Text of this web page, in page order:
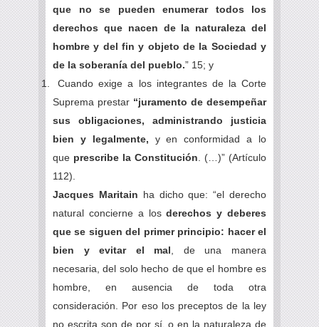
que no se pueden enumerar todos los
derechos que nacen de la naturaleza del
hombre y del fin y objeto de la Sociedad y
de la soberanía del pueblo.” 15; y
Cuando exige a los integrantes de la Corte
Suprema prestar “juramento de desempeñar
sus obligaciones, administrando justicia
bien y legalmente, y en conformidad a lo
que prescribe la Constitución . (…)” (Artículo
112).
Jacques Maritain ha dicho que: “el derecho
natural concierne a losderechos y deberes
que se siguen del primer principio: hacer el
bien y evitar el mal , de una manera
necesaria, del solo hecho de que el hombre es
hombre, en ausencia de toda otra
consideración. Por eso los preceptos de la ley
no escrita son de por sí, o en la naturaleza de